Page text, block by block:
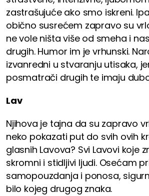
zastrašujuće ako smo iskreni.
obično susrećem zapravo su
ne vole ništa više od smeha i
drugih. Humor im je vrhunski.
izvanredni u stvaranju utisaka,
posmatrači drugih te imaju
Lav
Njihova je tajna da su zapravo
neko pokazati put do svih ovih
glasnih Lavova? Svi Lavovi koje
skromni i stidljivi ljudi. Osećam
samopouzdanja i ponosa,
bilo kojeg drugog znaka.